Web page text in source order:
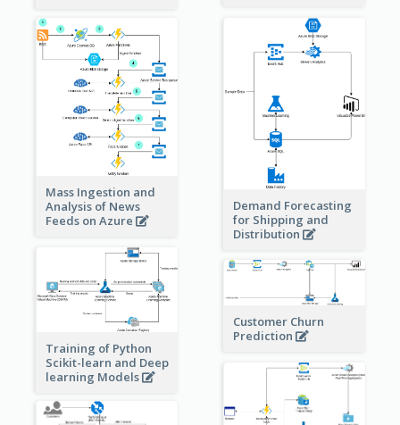
Mass Ingestion and
Analysis of News
Feeds on Azure
Demand Forecasting
for Shipping and
Distribution
Training of Python
Scikit-learn and Deep
learning Models
Customer Churn
Prediction